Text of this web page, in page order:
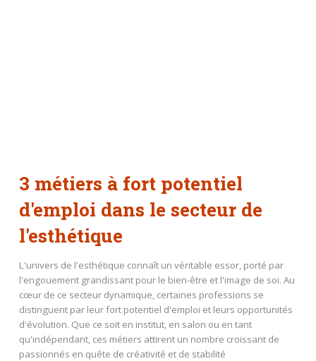
3 métiers à fort potentiel
d'emploi dans le secteur de
l'esthétique
L'univers de l'esthétique connaît un véritable essor, porté par
l'engouement grandissant pour le bien-être et l'image de soi. Au
cœur de ce secteur dynamique, certaines professions se
distinguent par leur fort potentiel d'emploi et leurs opportunités
d'évolution. Que ce soit en institut, en salon ou en tant
qu'indépendant, ces métiers attirent un nombre croissant de
passionnés en quête de créativité et de stabilité